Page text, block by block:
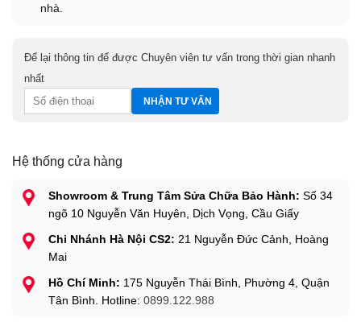
nhà.
Để lại thông tin để được Chuyên viên tư vấn trong thời gian nhanh
nhất
Hệ thống cửa hàng
Showroom & Trung Tâm Sửa Chữa Bảo Hành: Số 34
ngõ 10 Nguyễn Văn Huyên, Dịch Vọng, Cầu Giấy
Chi Nhánh Hà Nội CS2: 21 Nguyễn Đức Cảnh, Hoàng
Mai
Hồ Chí Minh: 175 Nguyễn Thái Bình, Phường 4, Quận
Tân Bình. Hotline: 0899.122.988